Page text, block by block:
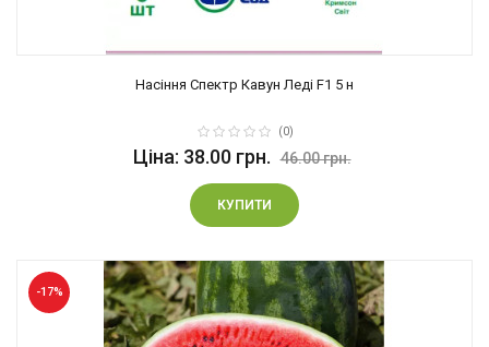
Насіння Спектр Кавун Леді F1 5 н
(0)
Ціна: 38.00 грн. 46.00 грн.
КУПИТИ
-17%